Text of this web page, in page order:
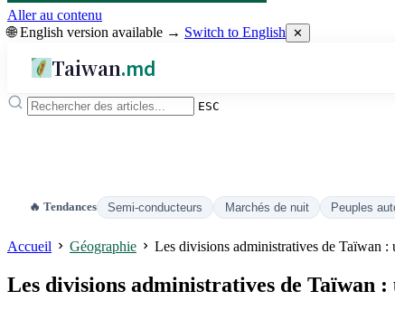
Aller au contenu
🌐 English version available → Switch to English ✕
Taiwan.md
ESC
🔥 Tendances Semi-conducteurs Marchés de nuit Peuples
Accueil Géographie Les divisions administratives de Taïwan :
Les divisions administratives de Taïwan :